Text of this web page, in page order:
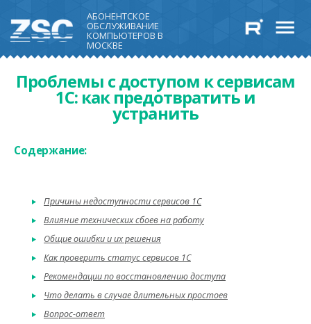
АБОНЕНТСКОЕ
ОБСЛУЖИВАНИЕ
КОМПЬЮТЕРОВ В
МОСКВЕ
Проблемы с доступом к сервисам
1С: как предотвратить и
устранить
Содержание:
Причины недоступности сервисов 1С
Влияние технических сбоев на работу
Общие ошибки и их решения
Как проверить статус сервисов 1С
Рекомендации по восстановлению доступа
Что делать в случае длительных простоев
Вопрос-ответ